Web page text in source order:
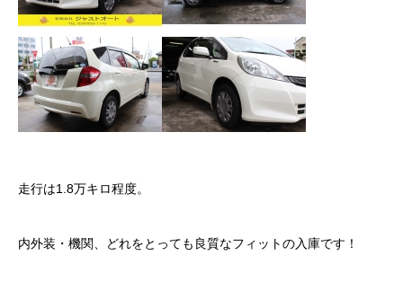
ボディコーティング・艶出し・磨き
部品の取り付け
オイル交換
ジャストオートのカーリース
走行は1.8万キロ程度。
内外装・機関、どれをとっても良質なフィットの入庫です！